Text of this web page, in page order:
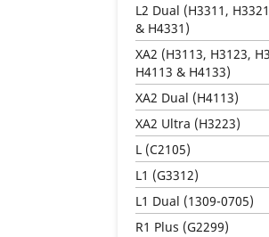
L2 Dual (H3311,
& H4331)
XA2 (H3113, H3123,
H4113 & H4133)
XA2 Dual (H4113)
XA2 Ultra (H3223)
L (C2105)
L1 (G3312)
L1 Dual (1309-0705)
R1 Plus (G2299)